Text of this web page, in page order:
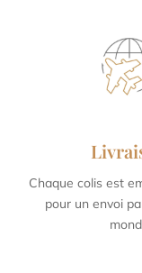
50 x 75 cm /
Chaque colis est
pour un envoi